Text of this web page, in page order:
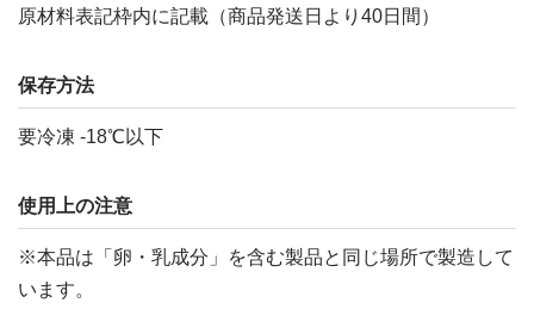
原材料表記枠内に記載（商品発送日より40日間）
保存方法
要冷凍 -18℃以下
使用上の注意
※本品は「卵・乳成分」を含む製品と同じ場所で製造して
います。